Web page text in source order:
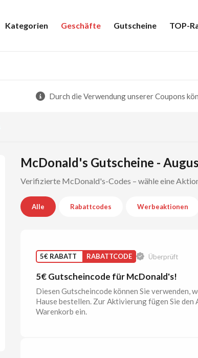
Kategorien Geschäfte Gutscheine TOP-
Durch die Verwendung unserer Coupons
McDonald's Gutscheine -
Verifizierte McDonald's-Codes – wähle eine
Alle Rabattcodes Werbeaktionen
5€ RABATT RABATTCODE Überprüft
5€ Gutscheincode für McDonald's!
Diesen Gutscheincode können Sie verwenden,
Hause bestellen. Zur Aktivierung fügen Sie den
Warenkorb ein.